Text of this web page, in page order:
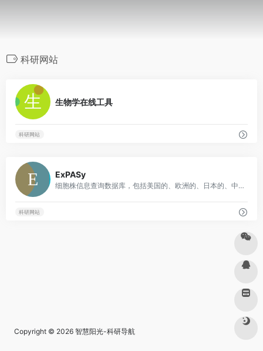
科研网站
生物学在线工具
科研网站
ExPASy
细胞株信息查询数据库，包括美国的、欧洲的、日本的、中科院的等
科研网站
Copyright © 2026 智慧阳光-科研导航